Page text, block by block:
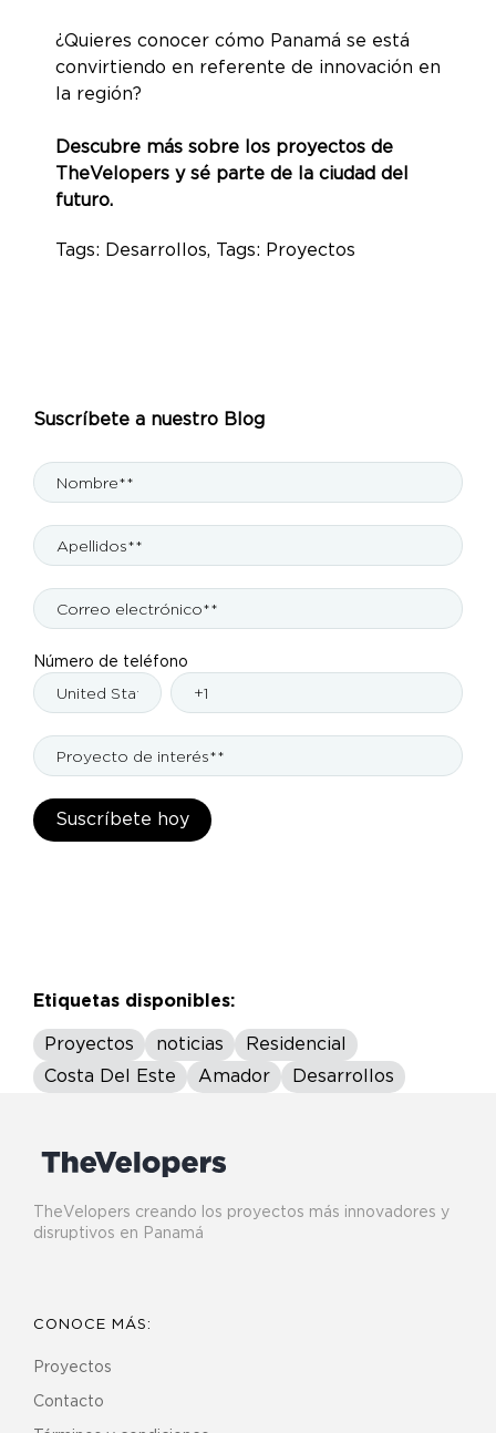
¿Quieres conocer cómo Panamá se está
convirtiendo en referente de innovación en
la región?
Descubre más sobre los proyectos de
TheVelopers y sé parte de la ciudad del
futuro.
Tags: Desarrollos, Tags: Proyectos
Suscríbete a nuestro Blog
Número de teléfono
Etiquetas disponibles:
Proyectos noticias
Residencial
Costa Del Este
Amador Desarrollos
TheVelopers creando los proyectos más innovadores y
disruptivos en Panamá
CONOCE MÁS:
Proyectos
Contacto